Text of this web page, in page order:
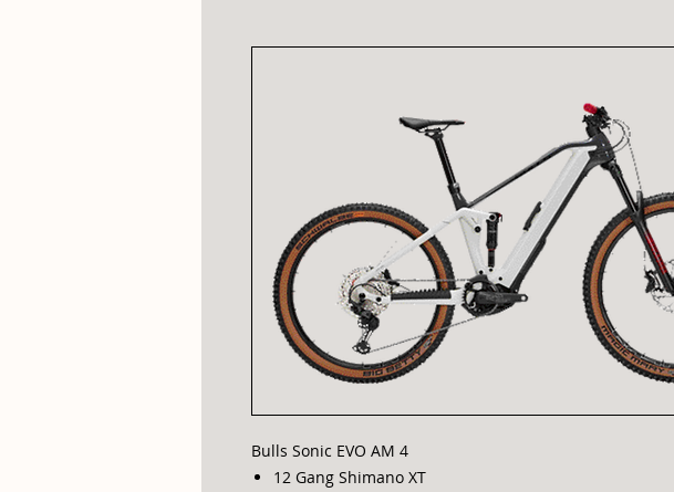
Bulls Sonic EVO AM 4
12 Gang Shimano XT